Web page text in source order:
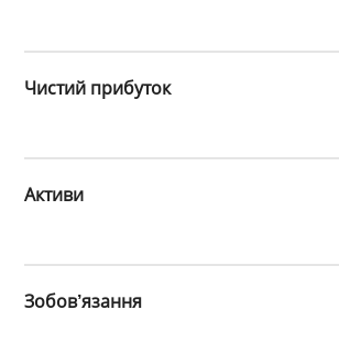
Чистий прибуток
Активи
Зобов’язання